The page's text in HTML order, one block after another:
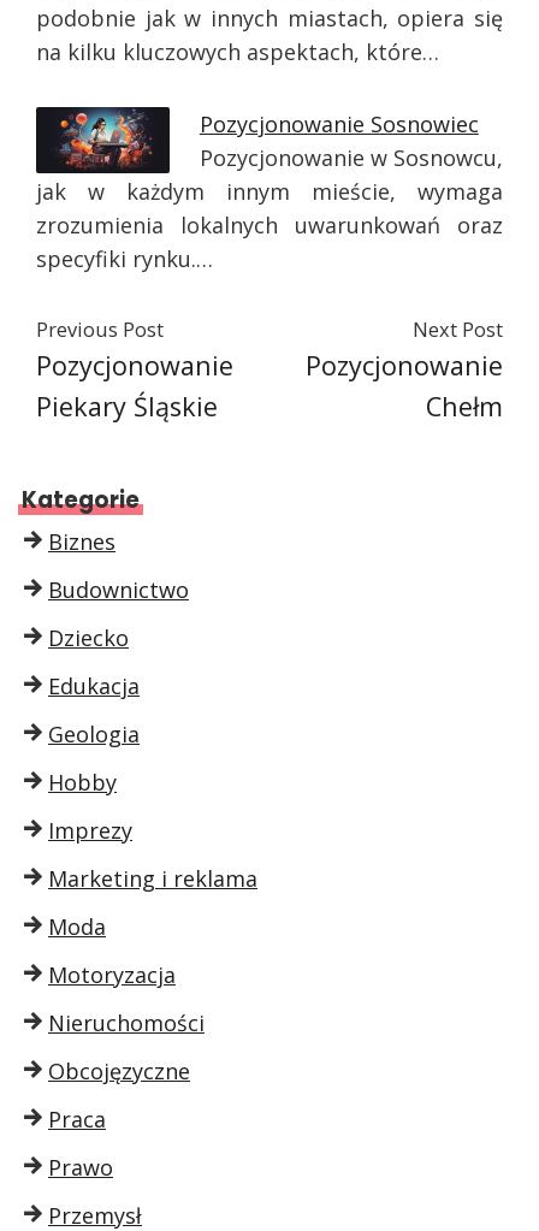
podobnie jak w innych miastach, opiera się
na kilku kluczowych aspektach, które…
Pozycjonowanie Sosnowiec
Pozycjonowanie w Sosnowcu,
jak w każdym innym mieście, wymaga
zrozumienia lokalnych uwarunkowań oraz
specyfiki rynku.…
Previous Post
Pozycjonowanie
Piekary Śląskie
Next Post
Pozycjonowanie
Chełm
Kategorie
Biznes
Budownictwo
Dziecko
Edukacja
Geologia
Hobby
Imprezy
Marketing i reklama
Moda
Motoryzacja
Nieruchomości
Obcojęzyczne
Praca
Prawo
Przemysł